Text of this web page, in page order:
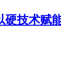
硬技术赋